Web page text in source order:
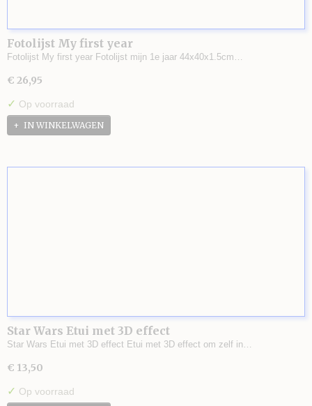
Fotolijst My first year
Fotolijst My first year Fotolijst mijn 1e jaar 44x40x1.5cm…
€ 26,95
✓ Op voorraad
IN WINKELWAGEN
Star Wars Etui met 3D effect
Star Wars Etui met 3D effect Etui met 3D effect om zelf in…
€ 13,50
✓ Op voorraad